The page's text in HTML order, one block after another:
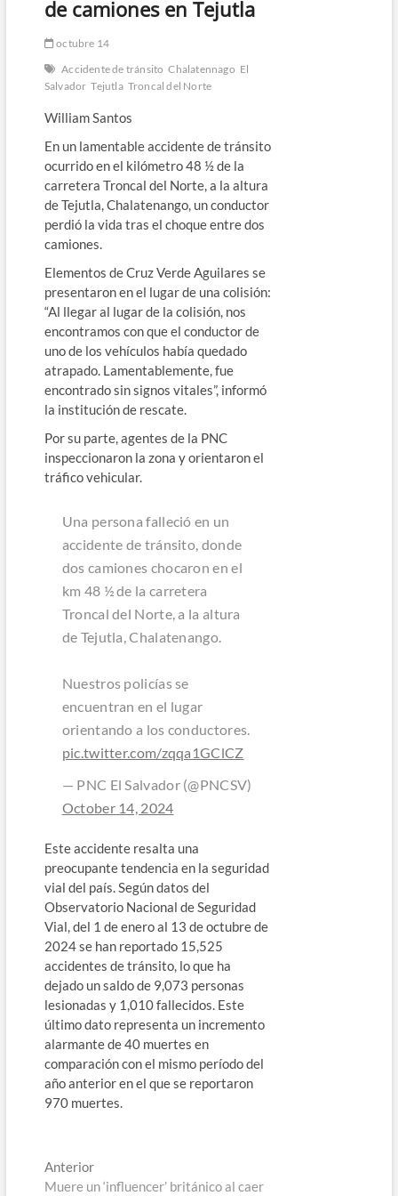
de camiones en Tejutla
octubre 14
Accidente de tránsito Chalatennago El
Salvador Tejutla Troncal del Norte
William Santos
En un lamentable accidente de tránsito
ocurrido en el kilómetro 48 ½ de la
carretera Troncal del Norte, a la altura
de Tejutla, Chalatenango, un conductor
perdió la vida tras el choque entre dos
camiones.
Elementos de Cruz Verde Aguilares se
presentaron en el lugar de una colisión:
“Al llegar al lugar de la colisión, nos
encontramos con que el conductor de
uno de los vehículos había quedado
atrapado. Lamentablemente, fue
encontrado sin signos vitales”, informó
la institución de rescate.
Por su parte, agentes de la PNC
inspeccionaron la zona y orientaron el
tráfico vehicular.
Una persona falleció en un
accidente de tránsito, donde
dos camiones chocaron en el
km 48 ½ de la carretera
Troncal del Norte, a la altura
de Tejutla, Chalatenango.
Nuestros policías se
encuentran en el lugar
orientando a los conductores.
pic.twitter.com/zqqa1GClCZ
— PNC El Salvador (@PNCSV)
October 14, 2024
Este accidente resalta una
preocupante tendencia en la seguridad
vial del país. Según datos del
Observatorio Nacional de Seguridad
Vial, del 1 de enero al 13 de octubre de
2024 se han reportado 15,525
accidentes de tránsito, lo que ha
dejado un saldo de 9,073 personas
lesionadas y 1,010 fallecidos. Este
último dato representa un incremento
alarmante de 40 muertes en
comparación con el mismo período del
año anterior en el que se reportaron
970 muertes.
Navegación
AnteriorEntrada
anterior:
Muere un ‘influencer’ británico al caer